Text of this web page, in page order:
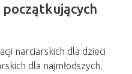
narciarskich dla dzieci
dla najmłodszych.